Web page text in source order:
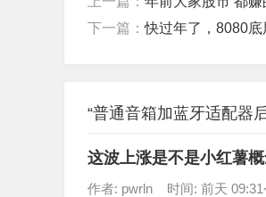
下一篇：快过年了，8080
“普通音箱加蓝牙适配器
这波上涨是不是小红薯
作者: pwrln 时间: 前天 09:31